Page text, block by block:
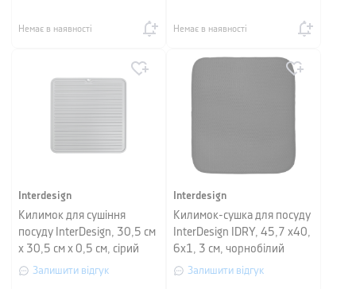
Немає в наявності Немає в наявності
Interdesign
Килимок для сушіння
посуду InterDesign, 30,5 см
x 30,5 см x 0,5 см, сірий
Залишити відгук
Interdesign
Килимок-сушка для посуду
InterDesign IDRY, 45,7 х40,
6х1, 3 см, чорнобілий
Залишити відгук